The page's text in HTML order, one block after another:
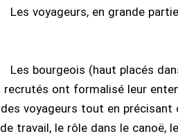
Les voyageurs, en grande
Les bourgeois (haut placés
recrutés ont formalisé leur
des voyageurs tout en
de travail, le rôle dans le canoë,